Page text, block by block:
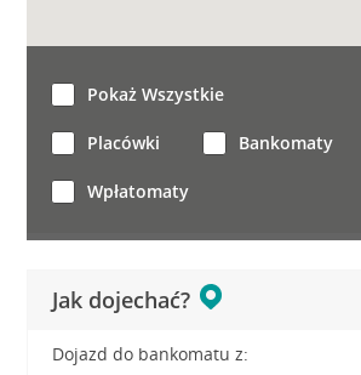
Jak dojechać?
Dojazd do bankomatu z:
Pokaż Wszystkie
Placówki Bankomaty
Wpłatomaty